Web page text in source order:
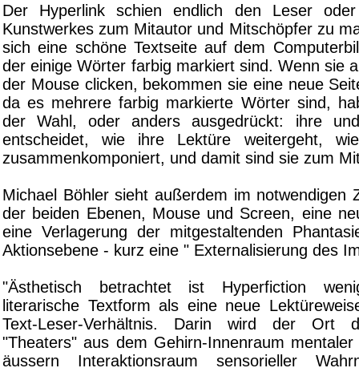
Der Hyperlink schien endlich den Leser
Kunstwerkes zum Mitautor und Mitschöpfer zu
sich eine schöne Textseite auf dem
der einige Wörter farbig markiert sind. Wenn sie
der Mouse clicken, bekommen sie eine neue
da es mehrere farbig markierte Wörter sind,
der Wahl, oder anders ausgedrückt: ihre
entscheidet, wie ihre Lektüre weitergeht,
zusammenkomponiert, und damit sind sie zum
Michael Böhler sieht außerdem im notwendigen
der beiden Ebenen, Mouse und Screen, eine
eine Verlagerung der mitgestaltenden
Aktionsebene - kurz eine " Externalisierung des
"Ästhetisch betrachtet ist Hyperfiction
literarische Textform als eine neue
Text-Leser-Verhältnis. Darin wird der Ort
"Theaters" aus dem Gehirn-Innenraum
äussern Interaktionsraum sensorieller